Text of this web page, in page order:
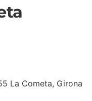
La Cometa, Girona